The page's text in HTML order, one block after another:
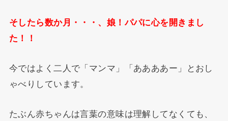
そしたら数か月・・・、娘！パパに心を開きまし
た！！
今ではよく二人で「マンマ」「ああああー」とおし
ゃべりしています。
たぶん赤ちゃんは言葉の意味は理解してなくても、